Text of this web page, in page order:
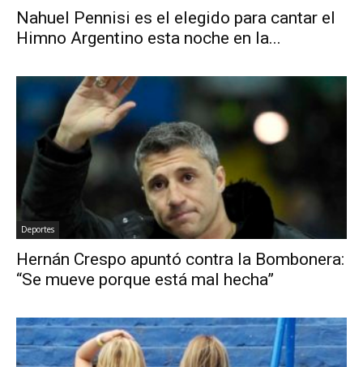
Nahuel Pennisi es el elegido para cantar el
Himno Argentino esta noche en la...
Deportes
Hernán Crespo apuntó contra la Bombonera:
“Se mueve porque está mal hecha”